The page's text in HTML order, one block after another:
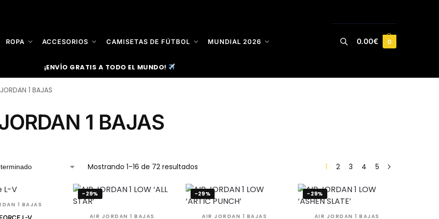
ROPA ACCESORIOS CAMISETAS DE FÚTBOL MUNDIAL 2026 0.00€ 0
¡ENVÍO GRATIS A TODO EL MUNDO!
1 BAJAS
1 BAJAS
Mostrando 1–16 de 72 resultados 1 2 3 4 5
1 BAJAS
L-V
-29%
AIR JORDAN 1 BAJAS
-29%
AIR JORDAN 1 BAJAS
-29%
AIR JORDAN 1 BAJAS